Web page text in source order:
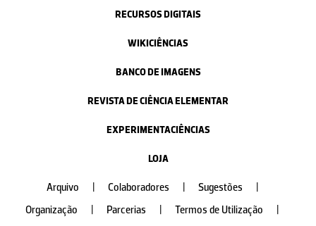
RECURSOS DIGITAIS
WIKICIÊNCIAS
BANCO DE IMAGENS
REVISTA DE CIÊNCIA ELEMENTAR
EXPERIMENTACIÊNCIAS
LOJA
Arquivo Colaboradores Sugestões
Organização
Parcerias Termos de Utilização